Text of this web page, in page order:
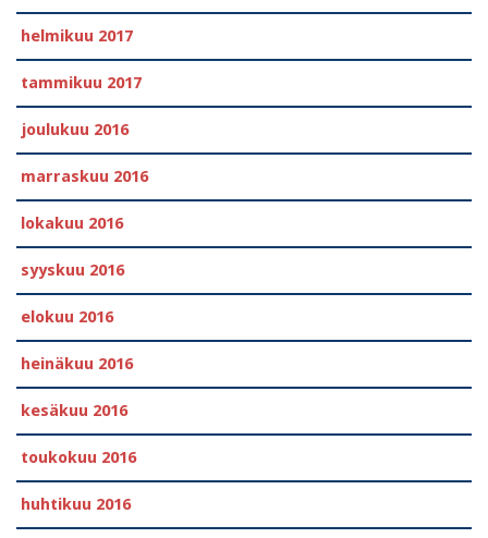
helmikuu 2017
tammikuu 2017
joulukuu 2016
marraskuu 2016
lokakuu 2016
syyskuu 2016
elokuu 2016
heinäkuu 2016
kesäkuu 2016
toukokuu 2016
huhtikuu 2016